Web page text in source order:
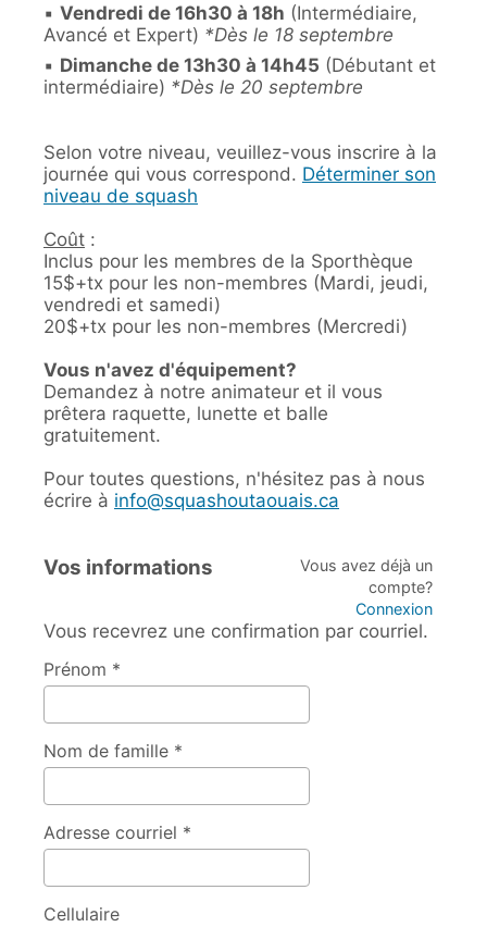
▪️ Vendredi de 16h30 à 18h (Intermédiaire,
Avancé et Expert) *Dès le 18 septembre
▪️ Dimanche de 13h30 à 14h45 (Débutant et
intermédiaire) *Dès le 20 septembre
Selon votre niveau, veuillez-vous inscrire à la
journée qui vous correspond. Déterminer son
niveau de squash
Coût :
Inclus pour les membres de la Sporthèque
15$+tx pour les non-membres (Mardi, jeudi,
vendredi et samedi)
20$+tx pour les non-membres (Mercredi)
Vous n'avez d'équipement?
Demandez à notre animateur et il vous
prêtera raquette, lunette et balle
gratuitement.
Pour toutes questions, n'hésitez pas à nous
écrire à info@squashoutaouais.ca
Vos informations
Vous avez déjà un
compte?
Connexion
Vous recevrez une confirmation par courriel.
Prénom *
Nom de famille *
Adresse courriel *
Cellulaire